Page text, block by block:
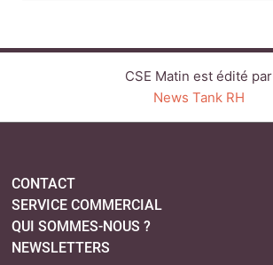
CSE Matin est édité par
News Tank RH
CONTACT
SERVICE COMMERCIAL
QUI SOMMES-NOUS ?
NEWSLETTERS